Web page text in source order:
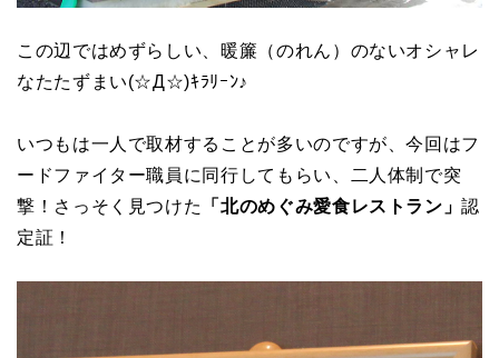
この辺ではめずらしい、暖簾（のれん）のないオシャレ
なたたずまい(☆Д☆)ｷﾗﾘｰﾝ♪
いつもは一人で取材することが多いのですが、今回はフ
ードファイター職員に同行してもらい、二人体制で突
撃！さっそく見つけた
「北のめぐみ愛食レストラン」認
定証！